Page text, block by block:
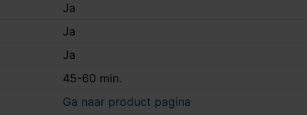
Ja
Ja
Ja
45-60 min.
Ga naar product pagina